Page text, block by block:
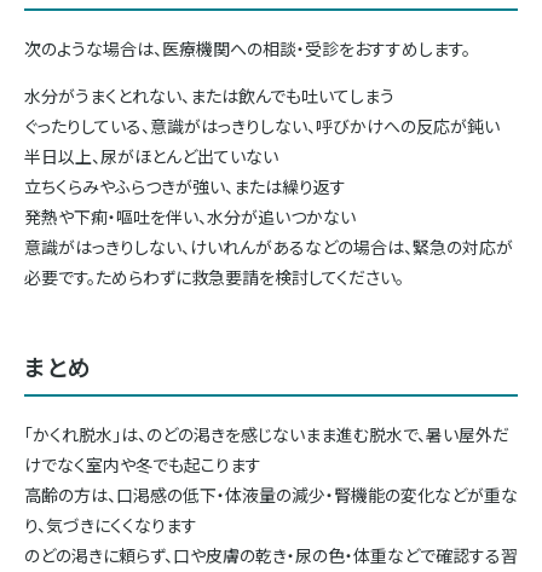
次のような場合は、医療機関への相談・受診をおすすめします。
水分がうまくとれない、または飲んでも吐いてしまう
ぐったりしている、意識がはっきりしない、呼びかけへの反応が鈍い
半日以上、尿がほとんど出ていない
立ちくらみやふらつきが強い、または繰り返す
発熱や下痢・嘔吐を伴い、水分が追いつかない
意識がはっきりしない、けいれんがあるなどの場合は、緊急の対応が
必要です。ためらわずに救急要請を検討してください。
まとめ
「かくれ脱水」は、のどの渇きを感じないまま進む脱水で、暑い屋外だ
けでなく室内や冬でも起こります
高齢の方は、口渇感の低下・体液量の減少・腎機能の変化などが重な
り、気づきにくくなります
のどの渇きに頼らず、口や皮膚の乾き・尿の色・体重などで確認する習